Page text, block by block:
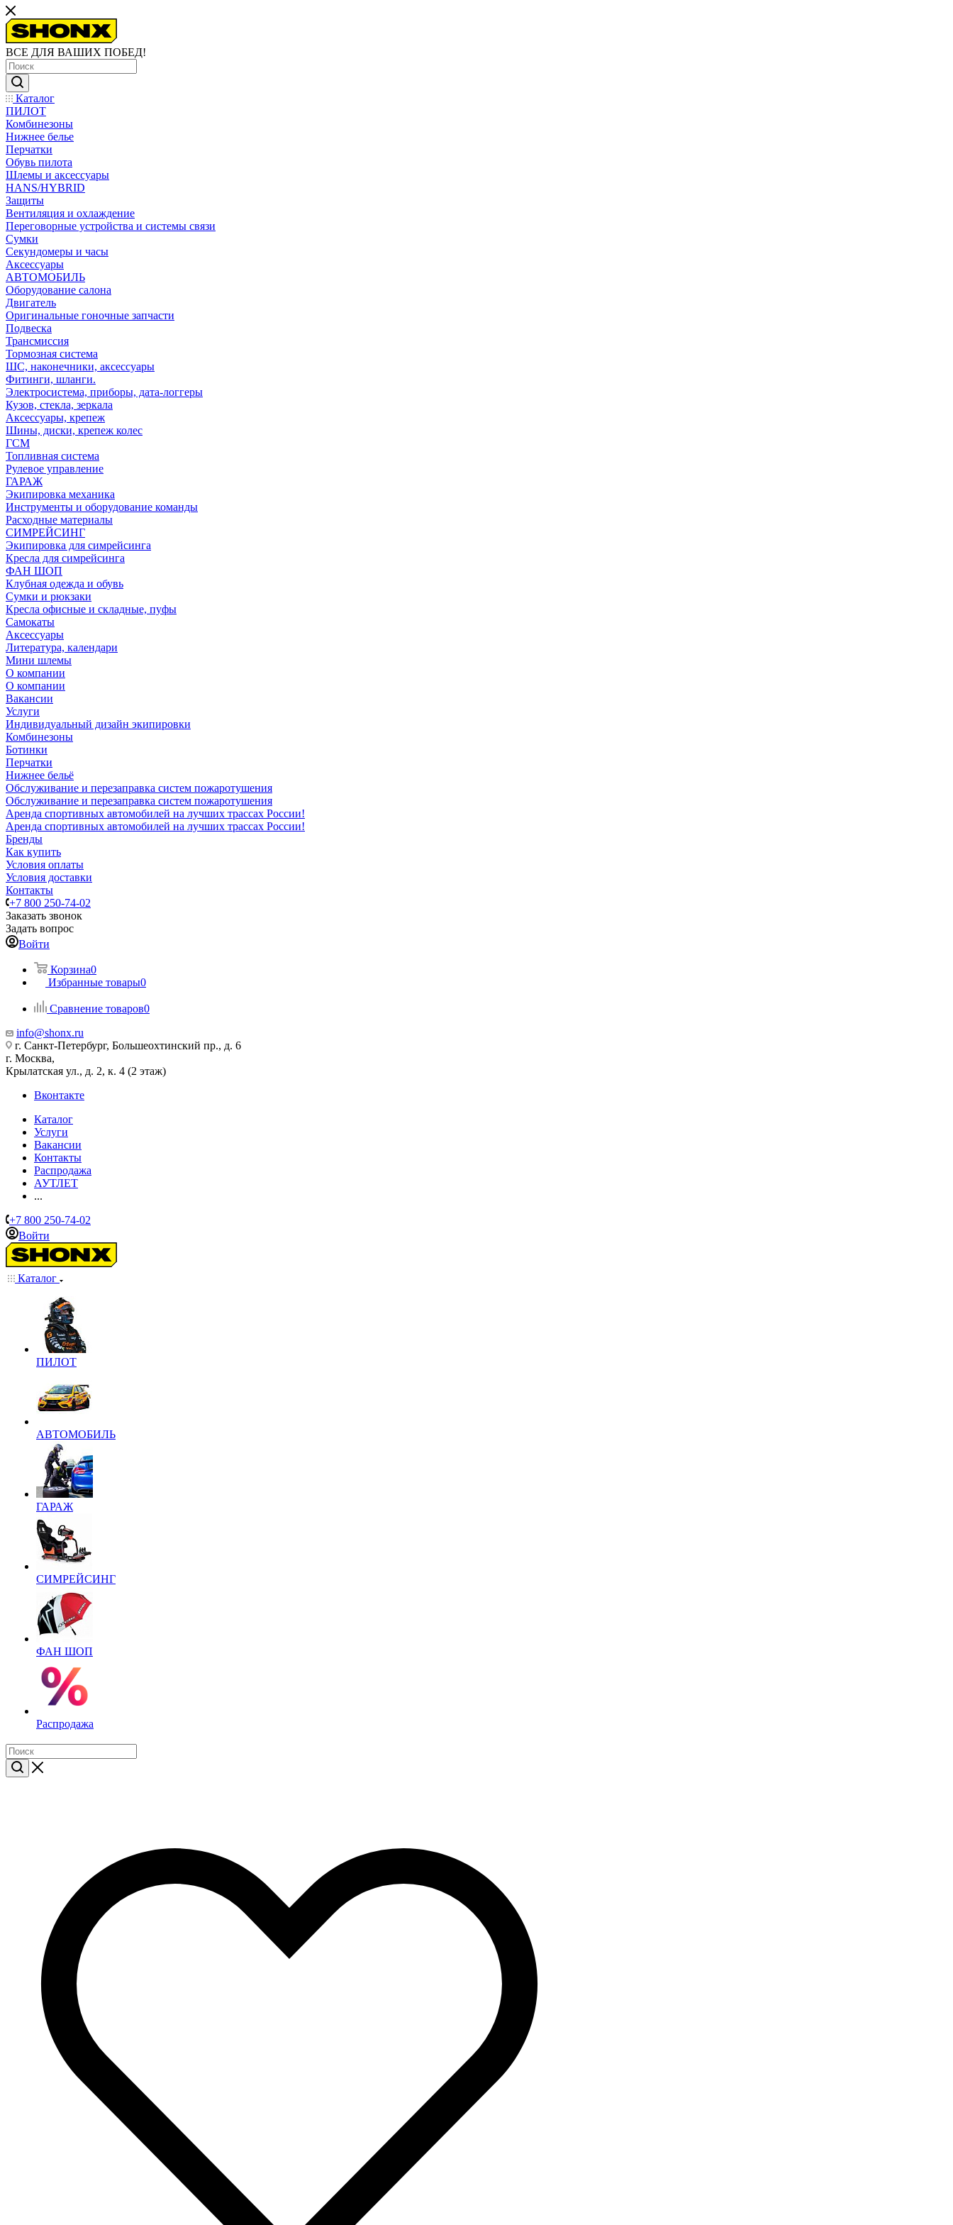
ВСЕ ДЛЯ ВАШИХ ПОБЕД!
Каталог
ПИЛОТ
Комбинезоны
Нижнее белье
Перчатки
Обувь пилота
Шлемы и аксессуары
HANS/HYBRID
Защиты
Вентиляция и охлаждение
Переговорные устройства и системы связи
Сумки
Секундомеры и часы
Аксессуары
АВТОМОБИЛЬ
Оборудование салона
Двигатель
Оригинальные гоночные запчасти
Подвеска
Трансмиссия
Тормозная система
ШС, наконечники, аксессуары
Фитинги, шланги.
Электросистема, приборы, дата-логгеры
Кузов, стекла, зеркала
Аксессуары, крепеж
Шины, диски, крепеж колес
ГСМ
Топливная система
Рулевое управление
ГАРАЖ
Экипировка механика
Инструменты и оборудование команды
Расходные материалы
СИМРЕЙСИНГ
Экипировка для симрейсинга
Кресла для симрейсинга
ФАН ШОП
Клубная одежда и обувь
Сумки и рюкзаки
Кресла офисные и складные, пуфы
Самокаты
Аксессуары
Литература, календари
Мини шлемы
О компании
О компании
Вакансии
Услуги
Индивидуальный дизайн экипировки
Комбинезоны
Ботинки
Перчатки
Нижнее бельё
Обслуживание и перезаправка систем пожаротушения
Обслуживание и перезаправка систем пожаротушения
Аренда спортивных автомобилей на лучших трассах России!
Аренда спортивных автомобилей на лучших трассах России!
Бренды
Как купить
Условия оплаты
Условия доставки
Контакты
+7 800 250-74-02
Заказать звонок
Задать вопрос
Войти
Корзина0
Избранные товары0
Сравнение товаров0
info@shonx.ru
г. Санкт-Петербург, Большеохтинский пр., д. 6
г. Москва,
Крылатская ул., д. 2, к. 4 (2 этаж)
Вконтакте
Каталог
Услуги
Вакансии
Контакты
Распродажа
АУТЛЕТ
...
+7 800 250-74-02
Войти
Каталог
ПИЛОТ
АВТОМОБИЛЬ
ГАРАЖ
СИМРЕЙСИНГ
ФАН ШОП
Распродажа